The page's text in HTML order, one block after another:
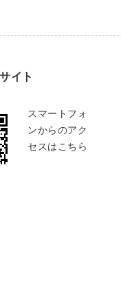
イト
スマートフォ
ンからのアク
セスはこちら